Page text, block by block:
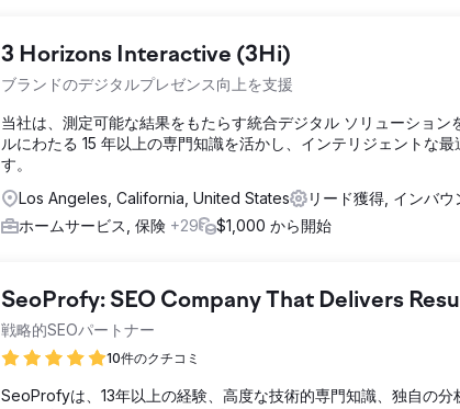
3 Horizons Interactive (3Hi)
ブランドのデジタルプレゼンス向上を支援
当社は、測定可能な結果をもたらす統合デジタル ソリューショ
ルにわたる 15 年以上の専門知識を活かし、インテリジェントな
す。
Los Angeles, California, United States
リード獲得, インバ
ホームサービス, 保険 +29 $1,000 から開始
SeoProfy: SEO Company That Delivers
戦略的SEOパートナー
10件のクチコミ
SeoProfyは、13年以上の経験、高度な技術的専門知識、独自の